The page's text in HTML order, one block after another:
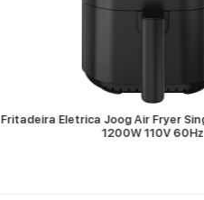
Fritadeira Eletrica Joog Air Fryer
1200W 110V 60Hz